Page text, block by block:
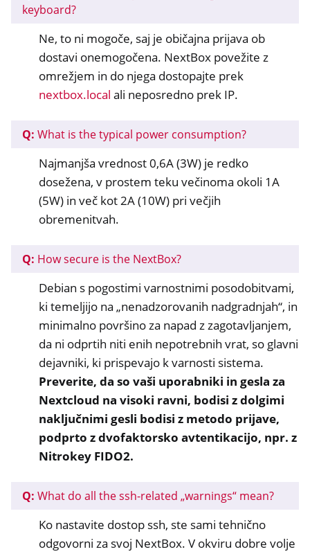
keyboard?
Ne, to ni mogoče, saj je običajna prijava ob
dostavi onemogočena. NextBox povežite z
omrežjem in do njega dostopajte prek
nextbox.local ali neposredno prek IP.
Q: What is the typical power consumption?
Najmanjša vrednost 0,6A (3W) je redko
dosežena, v prostem teku večinoma okoli 1A
(5W) in več kot 2A (10W) pri večjih
obremenitvah.
Q: How secure is the NextBox?
Debian s pogostimi varnostnimi posodobitvami,
ki temeljijo na „nenadzorovanih nadgradnjah“, in
minimalno površino za napad z zagotavljanjem,
da ni odprtih niti enih nepotrebnih vrat, so glavni
dejavniki, ki prispevajo k varnosti sistema.
Preverite, da so vaši uporabniki in gesla za
Nextcloud na visoki ravni, bodisi z dolgimi
naključnimi gesli bodisi z metodo prijave,
podprto z dvofaktorsko avtentikacijo, npr. z
Nitrokey FIDO2.
Q: What do all the ssh-related „warnings“ mean?
Ko nastavite dostop ssh, ste sami tehnično
odgovorni za svoj NextBox. V okviru dobre volje